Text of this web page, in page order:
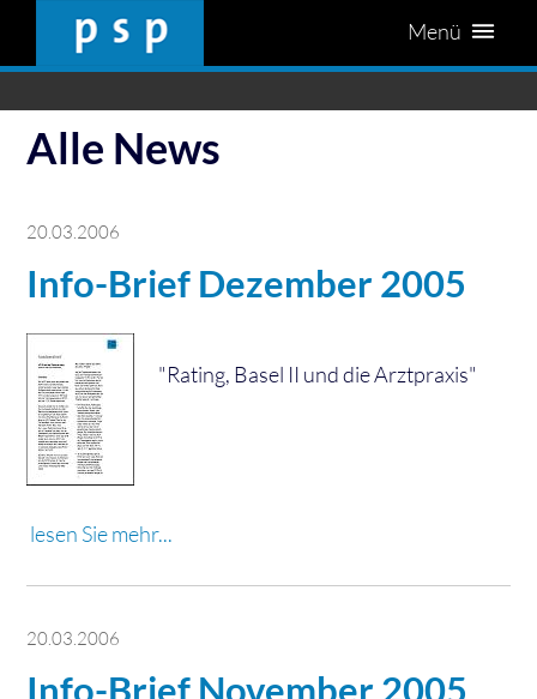
Menü
Alle News
20.03.2006
Info-Brief Dezember 2005
"Rating, Basel II und die Arztpraxis"
lesen Sie mehr...
20.03.2006
Info-Brief November 2005